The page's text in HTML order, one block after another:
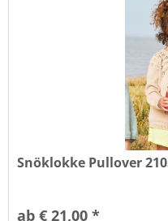
Snöklokke Pullover
ab € 21,00 *